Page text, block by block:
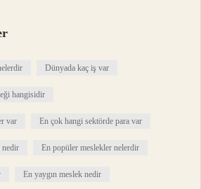
Dünyada kaç iş var
hangisidir
var En çok hangi sektörde para var
nedir En popüler meslekler nelerdir
En yaygın meslek nedir